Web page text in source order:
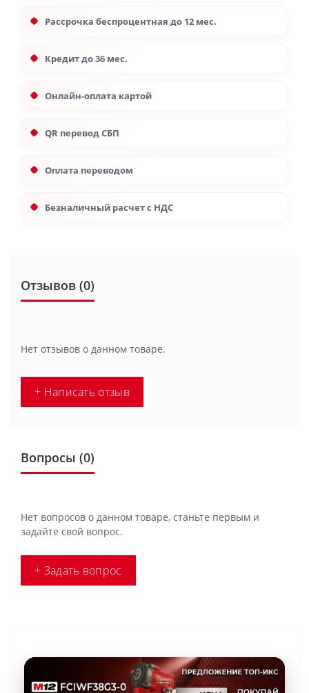
Рассрочка беспроцентная до 12 мес.
Кредит до 36 мес.
Онлайн-оплата картой
QR перевод СБП
Оплата переводом
Безналичный расчет с НДС
Отзывов (0)
Нет отзывов о данном товаре.
+ Написать отзыв
Вопросы (0)
Нет вопросов о данном товаре, станьте первым и
задайте свой вопрос.
+ Задать вопрос